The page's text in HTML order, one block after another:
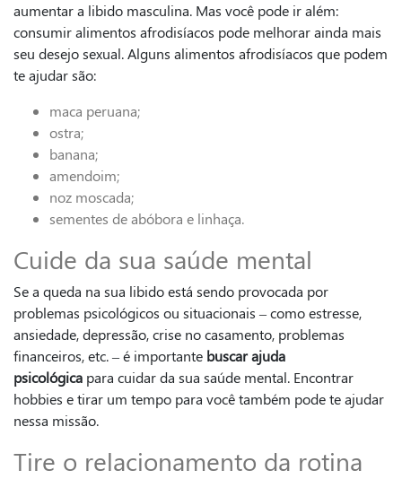
aumentar a libido masculina. Mas você pode ir além:
consumir alimentos afrodisíacos pode melhorar ainda mais
seu desejo sexual. Alguns alimentos afrodisíacos que podem
te ajudar são:
maca peruana;
ostra;
banana;
amendoim;
noz moscada;
sementes de abóbora e linhaça.
Cuide da sua saúde mental
Se a queda na sua libido está sendo provocada por
problemas psicológicos ou situacionais – como estresse,
ansiedade, depressão, crise no casamento, problemas
financeiros, etc. – é importante buscar ajuda
psicológica para cuidar da sua saúde mental. Encontrar
hobbies e tirar um tempo para você também pode te ajudar
nessa missão.
Tire o relacionamento da rotina